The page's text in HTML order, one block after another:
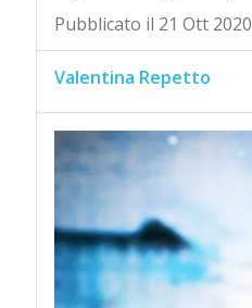
Pubblicato il 21 Ott 2020
Valentina Repetto